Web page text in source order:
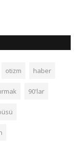
otizm haber
90'lar